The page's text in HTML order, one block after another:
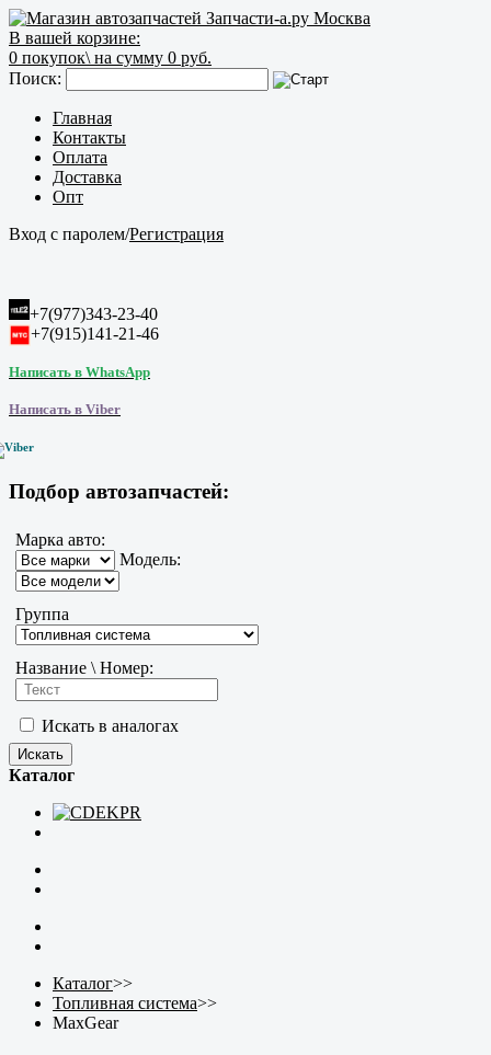
В вашей корзине:
0 покупок\ на сумму 0 руб.
Поиск:
Главная
Контакты
Оплата
Доставка
Опт
Вход с паролем/Регистрация
+7(977)343-23-40
+7(915)141-21-46
Написать в WhatsApp
Написать в Viber
Подбор автозапчастей:
Марка авто:
Модель:
Группа
Название \ Номер:
Искать в аналогах
Каталог
Каталог>>
Топливная система>>
MaxGear